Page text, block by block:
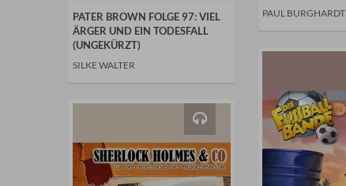
PATER BROWN FOLGE 97: VIEL
ÄRGER UND EIN TODESFALL
(UNGEKÜRZT)
SILKE WALTER
PAUL BURGHARDT